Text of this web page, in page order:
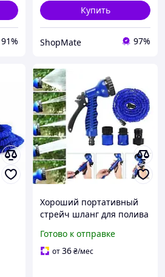
91%
Купить
ShopMate 97%
Хороший портативный
стрейч шланг для полива
многофункциональный
для сада
Готово к отправке
от36₴/мес